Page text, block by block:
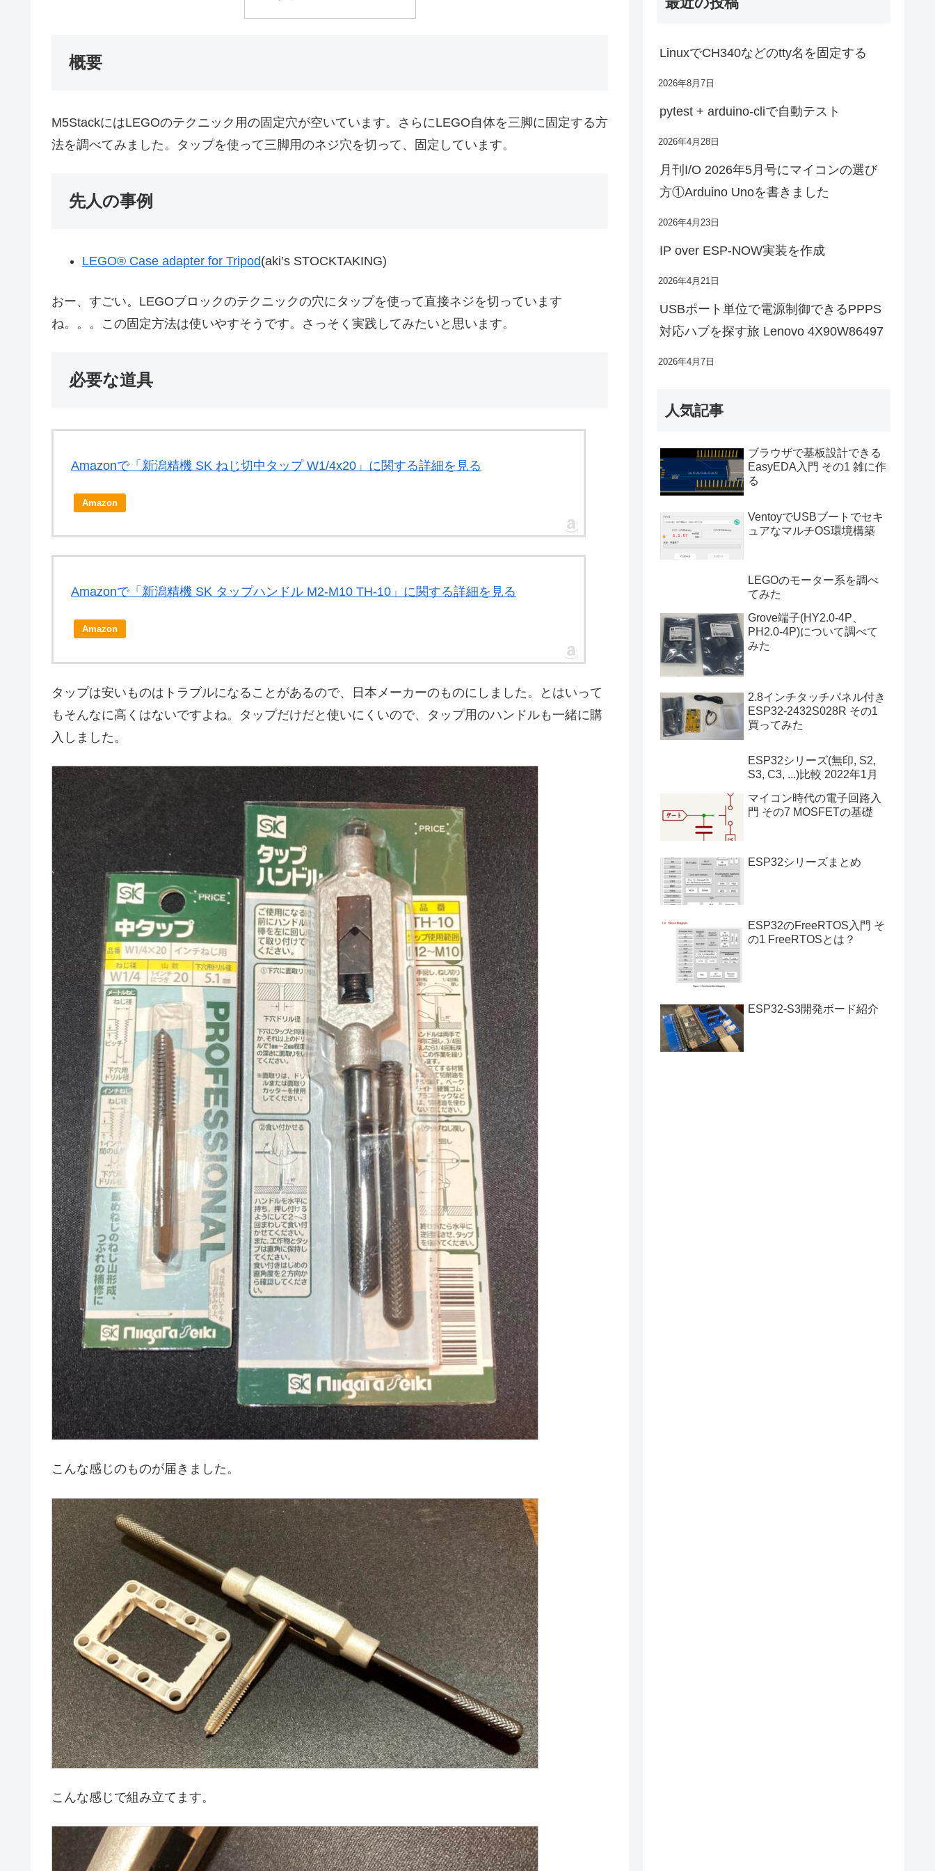
概要
M5StackにはLEGOのテクニック用の固定穴が空いています。さらにLEGO自体を三脚に固定する方
法を調べてみました。タップを使って三脚用のネジ穴を切って、固定しています。
先人の事例
LEGO® Case adapter for Tripod(aki’s STOCKTAKING)
おー、すごい。LEGOブロックのテクニックの穴にタップを使って直接ネジを切っています
ね。。。この固定方法は使いやすそうです。さっそく実践してみたいと思います。
必要な道具
Amazonで「新潟精機 SK ねじ切中タップ W1/4x20」に関する詳細を見る
Amazon
Amazonで「新潟精機 SK タップハンドル M2-M10 TH-10」に関する詳細を見る
Amazon
タップは安いものはトラブルになることがあるので、日本メーカーのものにしました。とはいって
もそんなに高くはないですよね。タップだけだと使いにくいので、タップ用のハンドルも一緒に購
入しました。
こんな感じのものが届きました。
こんな感じで組み立てます。
LinuxでCH340などのtty名を固定する
2026年8月7日
pytest + arduino-cliで自動テスト
2026年4月28日
月刊I/O 2026年5月号にマイコンの選び
方①Arduino Unoを書きました
2026年4月23日
IP over ESP-NOW実装を作成
2026年4月21日
USBポート単位で電源制御できるPPPS
対応ハブを探す旅 Lenovo 4X90W86497
2026年4月7日
人気記事
ブラウザで基板設計できる
EasyEDA入門 その1 雑に作
る
VentoyでUSBブートでセキ
ュアなマルチOS環境構築
LEGOのモーター系を調べ
てみた
Grove端子(HY2.0-4P、
PH2.0-4P)について調べて
みた
2.8インチタッチパネル付き
ESP32-2432S028R その1
買ってみた
ESP32シリーズ(無印, S2,
S3, C3, ...)比較 2022年1月
マイコン時代の電子回路入
門 その7 MOSFETの基礎
ESP32シリーズまとめ
ESP32のFreeRTOS入門 そ
の1 FreeRTOSとは？
ESP32-S3開発ボード紹介